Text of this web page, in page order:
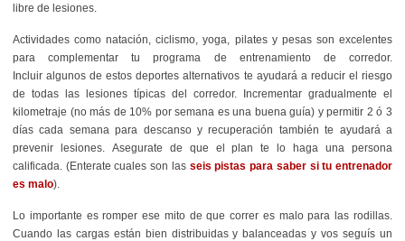
libre de lesiones.
Actividades como natación, ciclismo, yoga, pilates y pesas son excelentes
para complementar tu programa de entrenamiento de corredor.
Incluir algunos de estos deportes alternativos te ayudará a reducir el riesgo
de todas las lesiones típicas del corredor. Incrementar gradualmente el
kilometraje (no más de 10% por semana es una buena guía) y permitir 2 ó 3
días cada semana para descanso y recuperación también te ayudará a
prevenir lesiones. Asegurate de que el plan te lo haga una persona
calificada. (Enterate cuales son las seis pistas para saber si tu entrenador
es malo).
Lo importante es romper ese mito de que correr es malo para las rodillas.
Cuando las cargas están bien distribuidas y balanceadas y vos seguís un